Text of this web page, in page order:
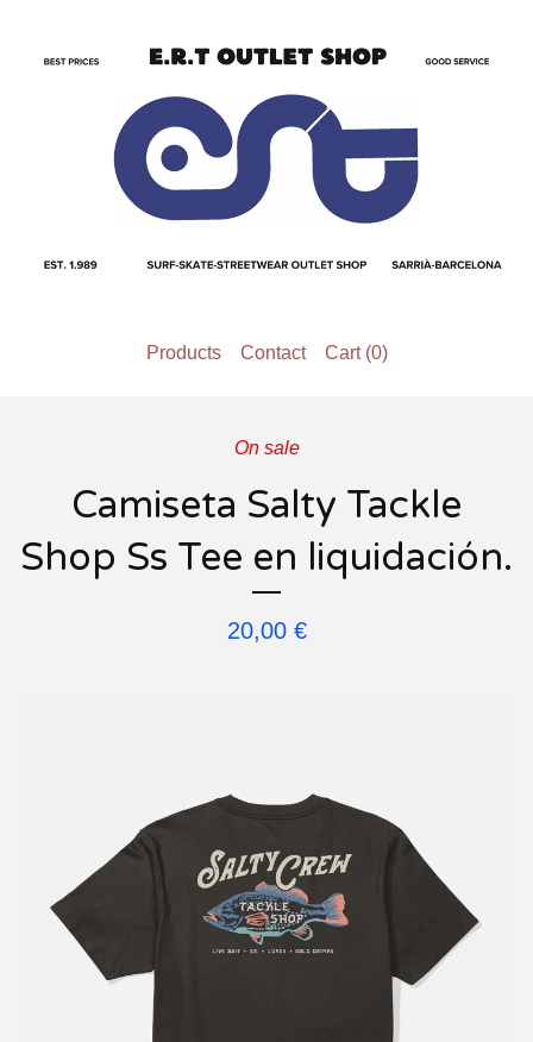
Products Contact Cart (0)
On sale
Camiseta Salty Tackle
Shop Ss Tee en liquidación.
20,00 €